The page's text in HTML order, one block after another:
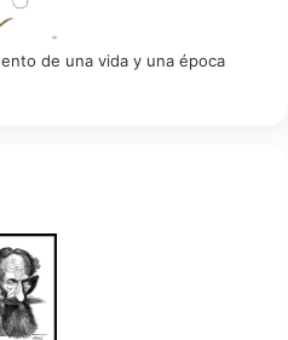
de una vida y una época